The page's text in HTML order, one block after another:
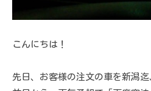
こんにちは！
先日、お客様の注文の車を新潟迄